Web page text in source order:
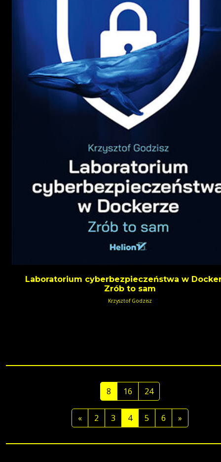
Laboratorium cyberbezpieczeństwa w
Zrób to sam
Krzysztof Godzisz
8 16 24
« 2 3 4 5 6 »